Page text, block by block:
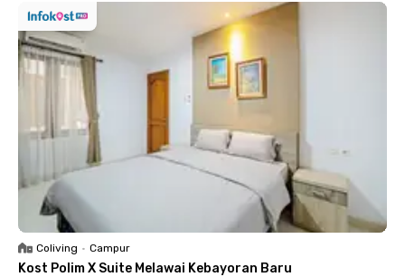
Coliving • Campur
Kost Polim X Suite Melawai Kebayoran Baru